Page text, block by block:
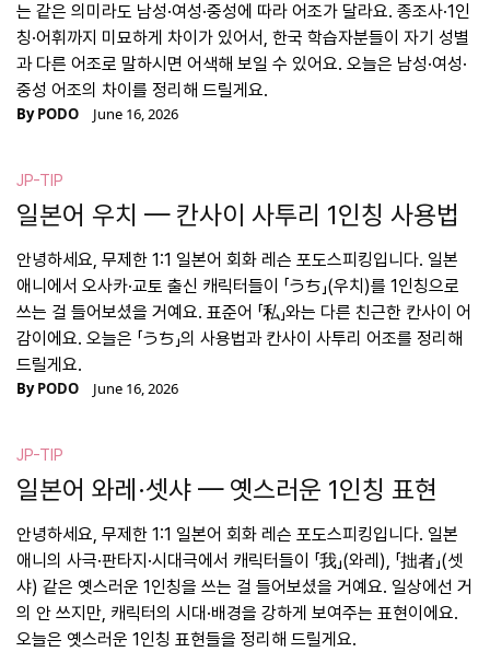
는 같은 의미라도 남성·여성·중성에 따라 어조가 달라요. 종조사·1인
칭·어휘까지 미묘하게 차이가 있어서, 한국 학습자분들이 자기 성별
과 다른 어조로 말하시면 어색해 보일 수 있어요. 오늘은 남성·여성·
중성 어조의 차이를 정리해 드릴게요.
ByPODO June 16, 2026
JP-TIP
일본어 우치 — 칸사이 사투리 1인칭 사용법
안녕하세요, 무제한 1:1 일본어 회화 레슨 포도스피킹입니다. 일본
애니에서 오사카·교토 출신 캐릭터들이 「うち」(우치)를 1인칭으로
쓰는 걸 들어보셨을 거예요. 표준어 「私」와는 다른 친근한 칸사이 어
감이에요. 오늘은 「うち」의 사용법과 칸사이 사투리 어조를 정리해
드릴게요.
ByPODO June 16, 2026
JP-TIP
일본어 와레·셋샤 — 옛스러운 1인칭 표현
안녕하세요, 무제한 1:1 일본어 회화 레슨 포도스피킹입니다. 일본
애니의 사극·판타지·시대극에서 캐릭터들이 「我」(와레), 「拙者」(셋
샤) 같은 옛스러운 1인칭을 쓰는 걸 들어보셨을 거예요. 일상에선 거
의 안 쓰지만, 캐릭터의 시대·배경을 강하게 보여주는 표현이에요.
오늘은 옛스러운 1인칭 표현들을 정리해 드릴게요.